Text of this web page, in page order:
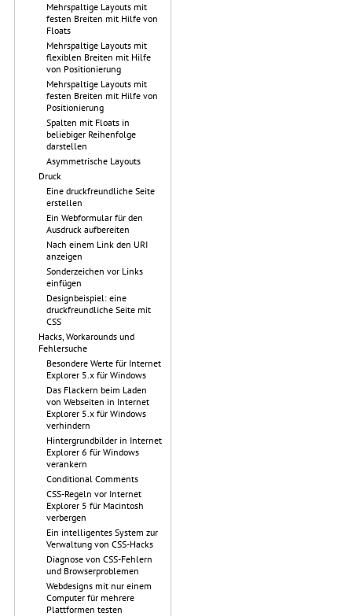
Mehrspaltige Layouts mit
festen Breiten mit Hilfe von
Floats
Mehrspaltige Layouts mit
flexiblen Breiten mit Hilfe
von Positionierung
Mehrspaltige Layouts mit
festen Breiten mit Hilfe von
Positionierung
Spalten mit Floats in
beliebiger Reihenfolge
darstellen
Asymmetrische Layouts
Druck
Eine druckfreundliche Seite
erstellen
Ein Webformular für den
Ausdruck aufbereiten
Nach einem Link den URI
anzeigen
Sonderzeichen vor Links
einfügen
Designbeispiel: eine
druckfreundliche Seite mit
CSS
Hacks, Workarounds und
Fehlersuche
Besondere Werte für Internet
Explorer 5.x für Windows
Das Flackern beim Laden
von Webseiten in Internet
Explorer 5.x für Windows
verhindern
Hintergrundbilder in Internet
Explorer 6 für Windows
verankern
Conditional Comments
CSS-Regeln vor Internet
Explorer 5 für Macintosh
verbergen
Ein intelligentes System zur
Verwaltung von CSS-Hacks
Diagnose von CSS-Fehlern
und Browserproblemen
Webdesigns mit nur einem
Computer für mehrere
Plattformen testen